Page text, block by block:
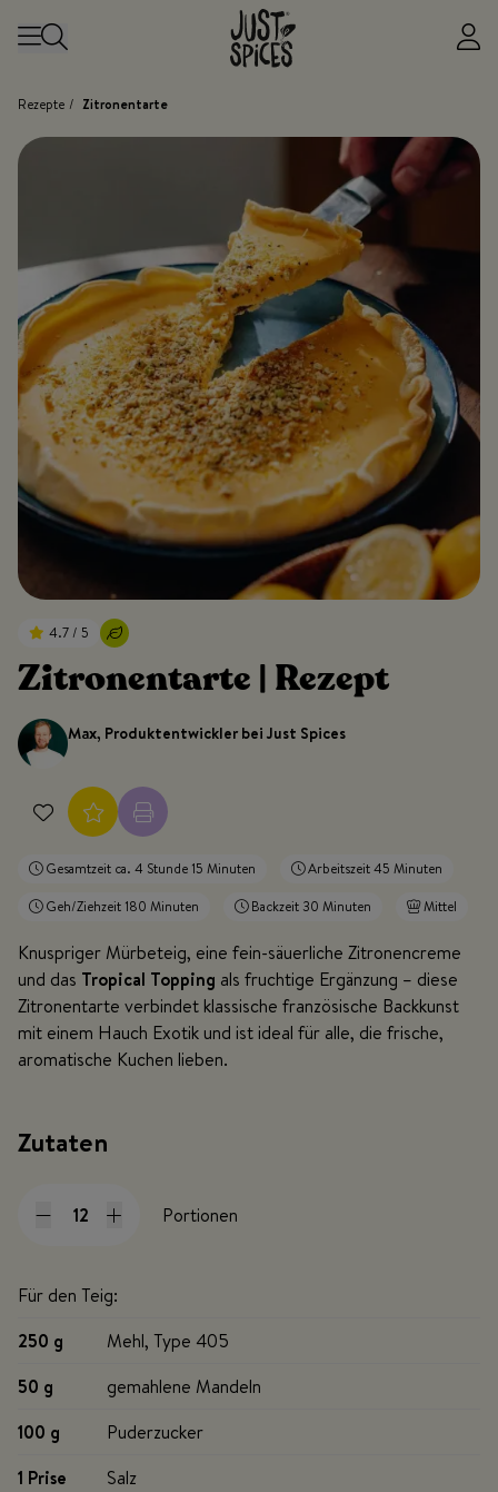
Rezepte / Zitronentarte
4.7 / 5
Zitronentarte | Rezept
Max, Produktentwickler bei Just Spices
Gesamtzeit ca. 4 Stunde 15 Minuten
Arbeitszeit 45 Minuten
Geh/Ziehzeit 180 Minuten
Backzeit 30 Minuten Mittel
Knuspriger Mürbeteig, eine fein-säuerliche Zitronencreme
und das Tropical Topping als fruchtige Ergänzung – diese
Zitronentarte verbindet klassische französische Backkunst
mit einem Hauch Exotik und ist ideal für alle, die frische,
aromatische Kuchen lieben.
Zutaten
Portionen
Für den Teig:
250 g
Mehl, Type 405
50 g
gemahlene Mandeln
100 g
Puderzucker
1 Prise
Salz